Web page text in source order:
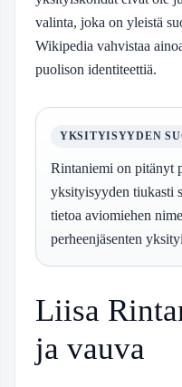
valinta, joka on yleistä
Wikipedia vahvistaa
puolison identiteettiä.
YKSITYISYYDEN
Rintaniemi on pitänyt
yksityisyyden tiukasti
tietoa aviomiehen
perheenjäsenten
Liisa
ja vauva